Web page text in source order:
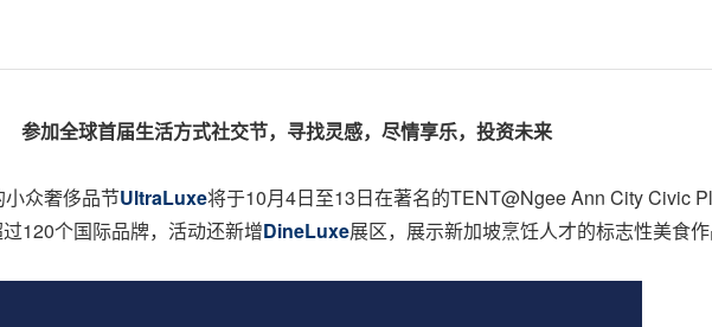
参加全球首届生活方式社交节，寻找灵感，尽情享乐，投资未来
众奢侈品节UltraLuxe将于10月4日至13日在著名的TENT@Ngee Ann City Civic
120个国际品牌，活动还新增DineLuxe展区，展示新加坡烹饪人才的标志性美食作